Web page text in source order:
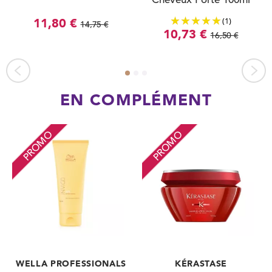
11,80 € 14,75 € (1)
10,73 € 16,50 €
EN COMPLÉMENT
PROMO
WELLA PROFESSIONALS
PROMO
KÉRASTASE